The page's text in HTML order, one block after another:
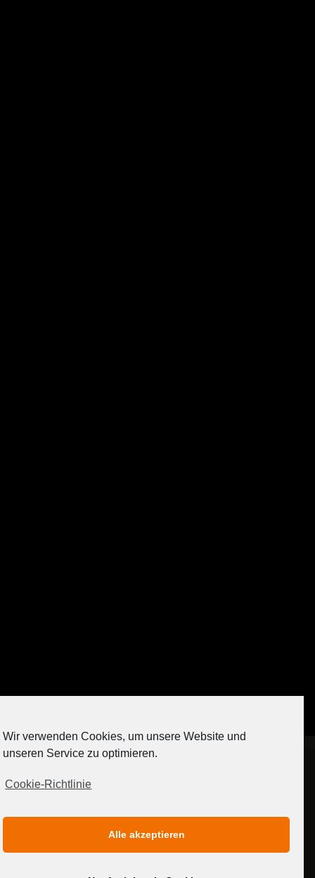
[contact-form-7 404 "Nicht gefunden"]
MEDIADATEN
Wir verwenden Cookies, um unsere Website und
unseren Service zu optimieren.
Cookie-Richtlinie
Alle akzeptieren